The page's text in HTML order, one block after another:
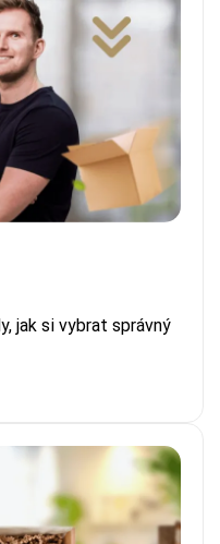
jak si vybrat správný